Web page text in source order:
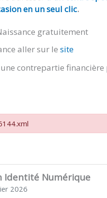
en un seul clic.
gratuitement
aller sur le site
contrepartie financière
Identité Numérique
2026